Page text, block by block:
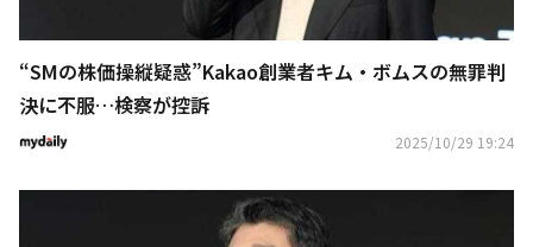
“SMの株価操縦疑惑”Kakao創業者キム・ボムスの無罪判
決に不服…検察が控訴
2025/10/29 19:24